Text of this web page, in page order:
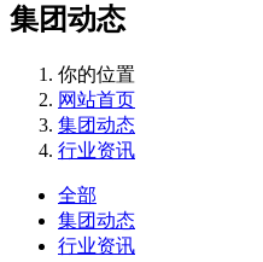
集团动态
你的位置
网站首页
集团动态
行业资讯
全部
集团动态
行业资讯